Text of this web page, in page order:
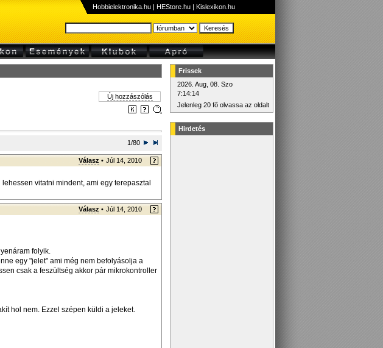
Hobbielektronika.hu | HEStore.hu | Kislexikon.hu
Új hozzászólás
1/80
Válasz • Júl 14, 2010
vitatni mindent, ami egy terepasztal
Válasz • Júl 14, 2010
folyik.
egy "jelet" ami még nem befolyásolja a
csak a feszültség akkor pár mikrokontroller
hol nem. Ezzel szépen küldi a jeleket.
Frissek
2026. Aug, 08. Szo
7:14:14
Jelenleg 20 fő olvassa az oldalt
Hirdetés